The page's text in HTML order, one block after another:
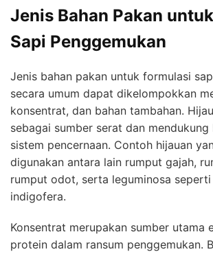
Jenis Bahan Pakan
Sapi Penggemukan
Jenis bahan pakan untuk formulasi
secara umum dapat dikelompokkan
konsentrat, dan bahan tambahan.
sebagai sumber serat dan mendukung
sistem pencernaan. Contoh hijauan
digunakan antara lain rumput gajah,
rumput odot, serta leguminosa
indigofera.
Konsentrat merupakan sumber utama
protein dalam ransum penggemukan.